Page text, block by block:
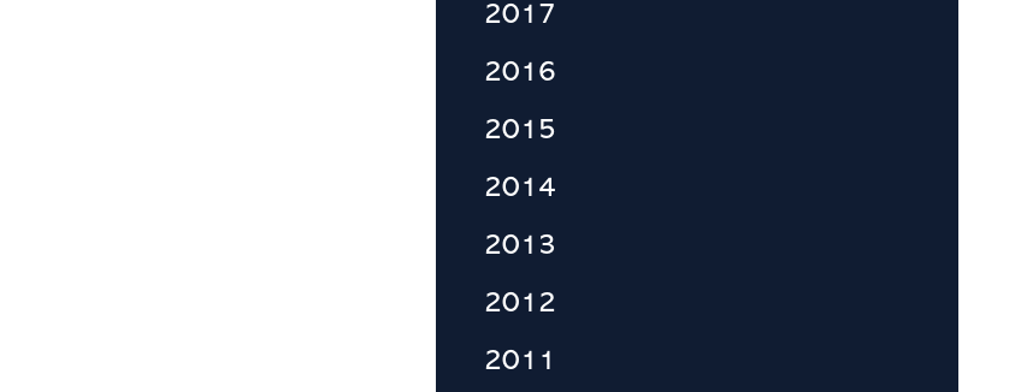
2017
2016
2015
2014
2013
2012
2011